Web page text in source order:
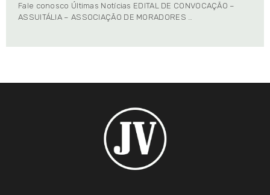
Fale conosco Últimas Notícias EDITAL DE CONVOCAÇÃO –
ASSUITÁLIA – ASSOCIAÇÃO DE MORADORES …